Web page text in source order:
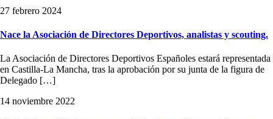
27 febrero 2024
Nace la Asociación de Directores Deportivos, analistas y scouting.
La Asociación de Directores Deportivos Españoles estará representada
en Castilla-La Mancha, tras la aprobación por su junta de la figura de
Delegado […]
14 noviembre 2022